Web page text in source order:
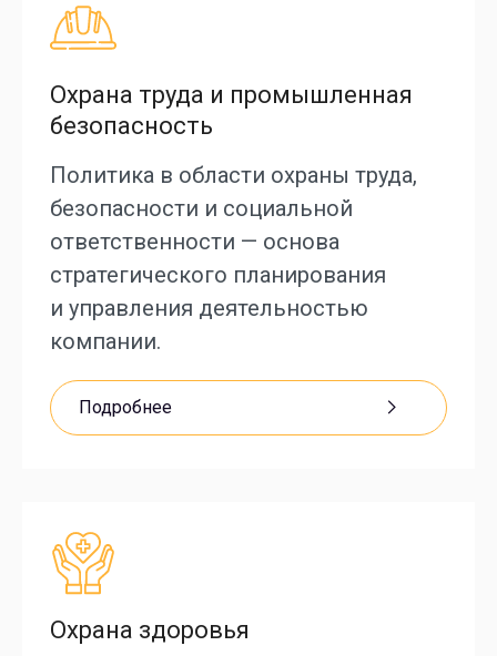
Охрана труда и промышленная
безопасность
Политика в области охраны труда,
безопасности и социальной
ответственности — основа
стратегического планирования
и управления деятельностью
компании.
Подробнее
Охрана здоровья